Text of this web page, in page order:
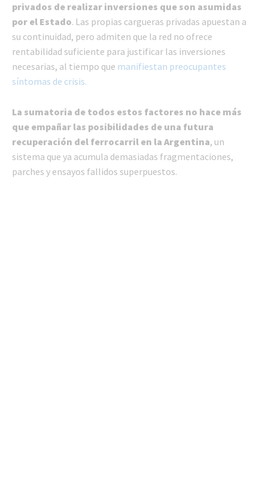
privados de realizar inversiones que son asumidas
por el Estado. Las propias cargueras privadas apuestan a
su continuidad, pero admiten que la red no ofrece
rentabilidad suficiente para justificar las inversiones
necesarias, al tiempo que manifiestan preocupantes
síntomas de crisis.
La sumatoria de todos estos factores no hace más
que empañar las posibilidades de una futura
recuperación del ferrocarril en la Argentina, un
sistema que ya acumula demasiadas fragmentaciones,
parches y ensayos fallidos superpuestos.